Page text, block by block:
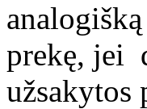
prekę, jei
užsakytos